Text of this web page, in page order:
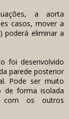
a aorta
casos, mover a
poderá eliminar a
foi desenvolvido
parede posterior
Pode ser muito
de forma isolada
com os outros